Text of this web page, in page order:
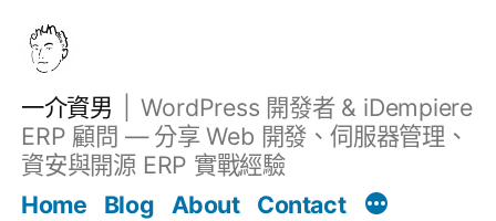
一介資男
WordPress 開發者 & iDempiere
ERP 顧問 — 分享 Web 開發、伺服器管理、
資安與開源 ERP 實戰經驗
Home
Blog About Contact
文章 Filter